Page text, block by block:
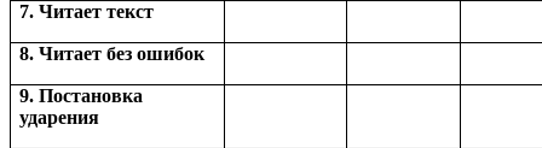
7. Читает текст
8. Читает без ошибок
9. Постановка
ударения